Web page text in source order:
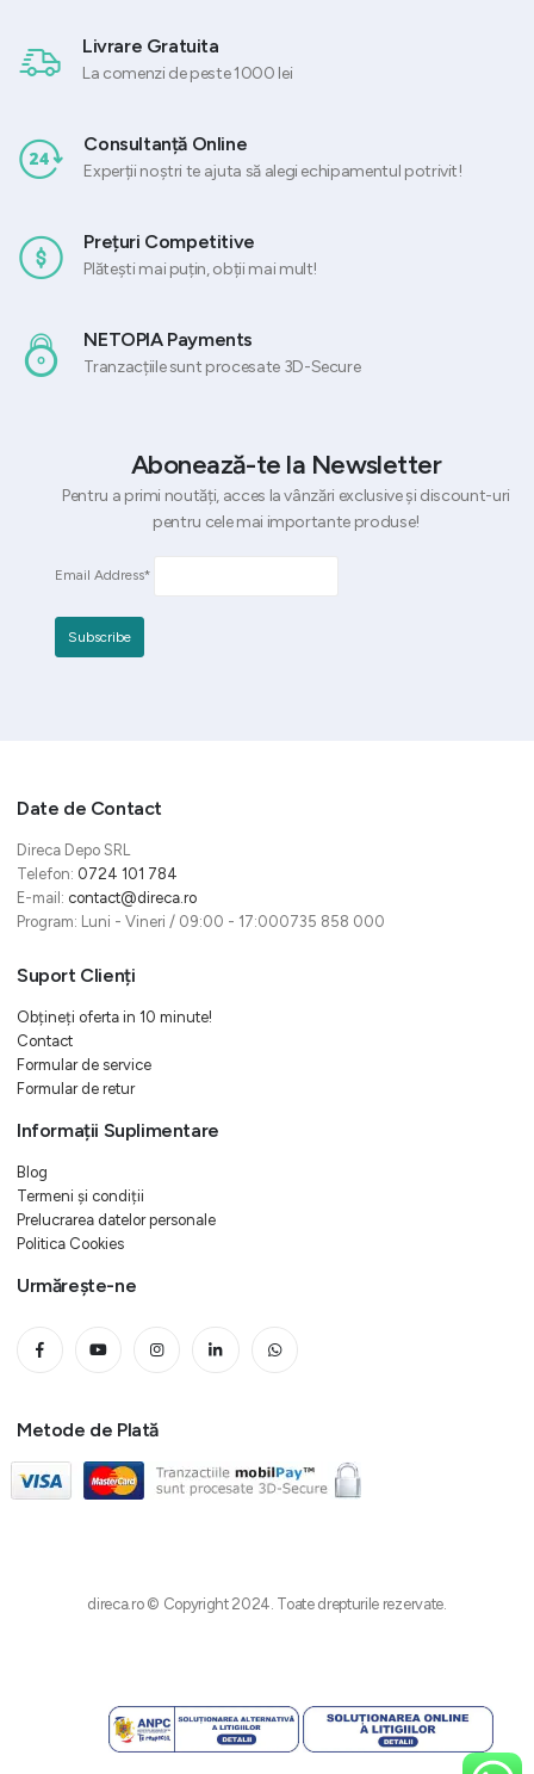
Livrare Gratuita
La comenzi de peste 1000 lei
Consultanță Online
Experții noștri te ajuta să alegi echipamentul potrivit!
Prețuri Competitive
Plătești mai puțin, obții mai mult!
NETOPIA Payments
Tranzacțiile sunt procesate 3D-Secure
Abonează-te la Newsletter
Pentru a primi noutăți, acces la vânzări exclusive și discount-uri
pentru cele mai importante produse!
Email Address*
Date de Contact
Direca Depo SRL
Telefon: 0724 101 784
E-mail: contact@direca.ro
Program: Luni - Vineri / 09:00 - 17:000735 858 000
Suport Clienți
Obțineți oferta in 10 minute!
Contact
Formular de service
Formular de retur
Informații Suplimentare
Blog
Termeni și condiții
Prelucrarea datelor personale
Politica Cookies
Urmărește-ne
Metode de Plată
direca.ro © Copyright 2024. Toate drepturile rezervate.